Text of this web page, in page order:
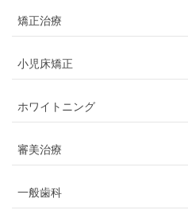
矯正治療
小児床矯正
ホワイトニング
審美治療
一般歯科